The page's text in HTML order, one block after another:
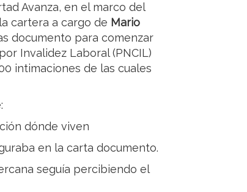
Avanza, en el marco del
cartera a cargo de Mario
documento para comenzar
Invalidez Laboral (PNCIL)
intimaciones de las cuales
dónde viven
en la carta documento.
seguía percibiendo el